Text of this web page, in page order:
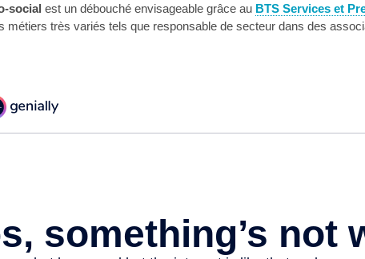
social est un débouché envisageable grâce au BTS Services et
très variés tels que responsable de secteur dans des